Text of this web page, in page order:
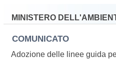
MINISTERO
COMUNICATO
Adozione delle linee guida